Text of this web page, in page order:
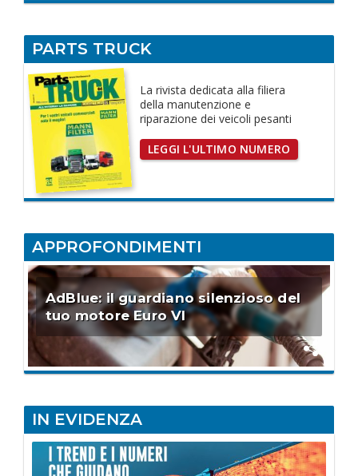
PARTS TRUCK
La rivista dedicata alla filiera
della manutenzione e
riparazione dei veicoli pesanti
LEGGI L'ULTIMO NUMERO
APPROFONDIMENTI
AdBlue: il guardiano silenzioso del
tuo motore Euro VI
IN EVIDENZA